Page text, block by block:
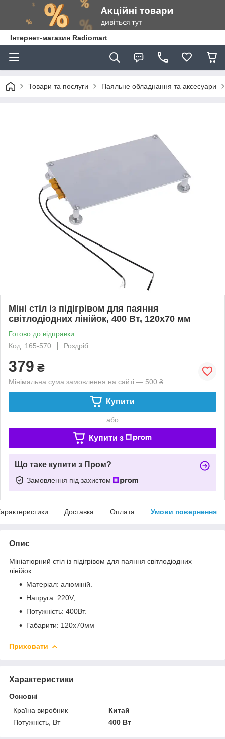
Інтернет-магазин Radiomart
Товари та послуги Паяльне обладнання та аксесуари
Міні стіл із підігрівом для паяння
світлодіодних лінійок, 400 Вт, 120x70 мм
Готово до відправки
Код: 165-570
Роздріб
379 ₴
Мінімальна сума замовлення на сайті — 500 ₴
Купити
або
Купити з
Що таке купити з Пром?
Замовлення під захистом
Доставка Оплата Умови повернення
Опис
Мініатюрний стіл із підігрівом для паяння світлодіодних
лінійок.
Матеріал: алюміній.
Напруга: 220V,
Потужність: 400Вт.
Габарити: 120x70мм
Приховати
Характеристики
Основні
Країна виробник
Китай
Потужність, Вт
400 Вт